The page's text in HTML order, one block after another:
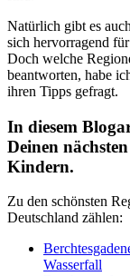
Natürlich gibt es
sich hervorragend
Doch welche
beantworten, habe
ihren Tipps gefragt.
In diesem
Deinen
Kindern.
Zu den schönsten
Deutschland zählen:
Wasserfall